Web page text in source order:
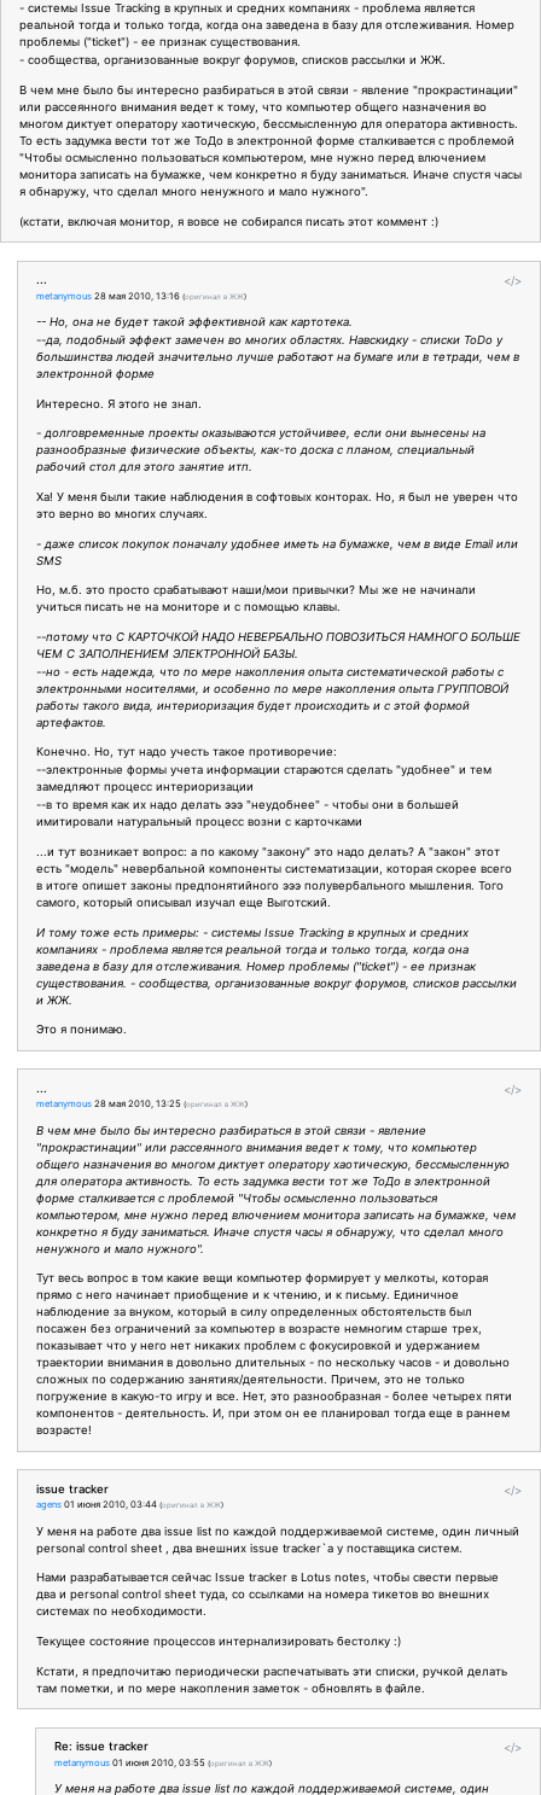
- системы Issue Tracking в крупных и средних компаниях - проблема является
реальной тогда и только тогда, когда она заведена в базу для отслеживания. Номер
проблемы ("ticket") - ее признак существования.
- сообщества, организованные вокруг форумов, списков рассылки и ЖЖ.
В чем мне было бы интересно разбираться в этой связи - явление "прокрастинации"
или рассеянного внимания ведет к тому, что компьютер общего назначения во
многом диктует оператору хаотическую, бессмысленную для оператора активность.
То есть задумка вести тот же ТоДо в электронной форме сталкивается с проблемой
"Чтобы осмысленно пользоваться компьютером, мне нужно перед влючением
монитора записать на бумажке, чем конкретно я буду заниматься. Иначе спустя часы
я обнаружу, что сделал много ненужного и мало нужного".
(кстати, включая монитор, я вовсе не собирался писать этот коммент :)
</>
...
metanymous 28 мая 2010, 13:16 (оригинал в ЖЖ)
-- Но, она не будет такой эффективной как картотека.
--да, подобный эффект замечен во многих областях. Навскидку - списки ToDo у
большинства людей значительно лучше работают на бумаге или в тетради, чем в
электронной форме
Интересно. Я этого не знал.
- долговременные проекты оказываются устойчивее, если они вынесены на
разнообразные физические объекты, как-то доска с планом, специальный
рабочий стол для этого занятие итп.
Ха! У меня были такие наблюдения в софтовых конторах. Но, я был не уверен что
это верно во многих случаях.
- даже список покупок поначалу удобнее иметь на бумажке, чем в виде Email или
SMS
Но, м.б. это просто срабатывают наши/мои привычки? Мы же не начинали
учиться писать не на мониторе и с помощью клавы.
--потому что С КАРТОЧКОЙ НАДО НЕВЕРБАЛЬНО ПОВОЗИТЬСЯ НАМНОГО БОЛЬШЕ
ЧЕМ С ЗАПОЛНЕНИЕМ ЭЛЕКТРОННОЙ БАЗЫ.
--но - есть надежда, что по мере накопления опыта систематической работы с
электронными носителями, и особенно по мере накопления опыта ГРУППОВОЙ
работы такого вида, интериоризация будет происходить и с этой формой
артефактов.
Конечно. Но, тут надо учесть такое противоречие:
--электронные формы учета информации стараются сделать "удобнее" и тем
замедляют процесс интериоризации
--в то время как их надо делать эээ "неудобнее" - чтобы они в большей
имитировали натуральный процесс возни с карточками
...и тут возникает вопрос: а по какому "закону" это надо делать? А "закон" этот
есть "модель" невербальной компоненты систематизации, которая скорее всего
в итоге опишет законы предпонятийного эээ полувербального мышления. Того
самого, который описывал изучал еще Выготский.
И тому тоже есть примеры: - системы Issue Tracking в крупных и средних
компаниях - проблема является реальной тогда и только тогда, когда она
заведена в базу для отслеживания. Номер проблемы ("ticket") - ее признак
существования. - сообщества, организованные вокруг форумов, списков рассылки
и ЖЖ.
Это я понимаю.
</>
...
metanymous 28 мая 2010, 13:25 (оригинал в ЖЖ)
В чем мне было бы интересно разбираться в этой связи - явление
"прокрастинации" или рассеянного внимания ведет к тому, что компьютер
общего назначения во многом диктует оператору хаотическую, бессмысленную
для оператора активность. То есть задумка вести тот же ТоДо в электронной
форме сталкивается с проблемой "Чтобы осмысленно пользоваться
компьютером, мне нужно перед влючением монитора записать на бумажке, чем
конкретно я буду заниматься. Иначе спустя часы я обнаружу, что сделал много
ненужного и мало нужного".
Тут весь вопрос в том какие вещи компьютер формирует у мелкоты, которая
прямо с него начинает приобщение и к чтению, и к письму. Единичное
наблюдение за внуком, который в силу определенных обстоятельств был
посажен без ограничений за компьютер в возрасте немногим старше трех,
показывает что у него нет никаких проблем с фокусировкой и удержанием
траектории внимания в довольно длительных - по нескольку часов - и довольно
сложных по содержанию занятиях/деятельности. Причем, это не только
погружение в какую-то игру и все. Нет, это разнообразная - более четырех пяти
компонентов - деятельность. И, при этом он ее планировал тогда еще в раннем
возрасте!
</>
issue tracker
agens 01 июня 2010, 03:44 (оригинал в ЖЖ)
У меня на работе два issue list по каждой поддерживаемой системе, один личный
personal control sheet , два внешних issue tracker`a у поставщика систем.
Нами разрабатывается сейчас Issue tracker в Lotus notes, чтобы свести первые
два и personal control sheet туда, со ссылками на номера тикетов во внешних
системах по необходимости.
Текущее состояние процессов интернализировать бестолку :)
Кстати, я предпочитаю периодически распечатывать эти списки, ручкой делать
там пометки, и по мере накопления заметок - обновлять в файле.
</>
Re: issue tracker
metanymous 01 июня 2010, 03:55 (оригинал в ЖЖ)
У меня на работе два issue list по каждой поддерживаемой системе, один